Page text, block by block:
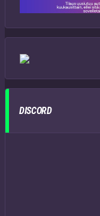
DISCORD